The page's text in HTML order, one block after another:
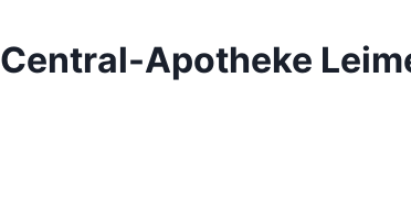
Central-Apotheke